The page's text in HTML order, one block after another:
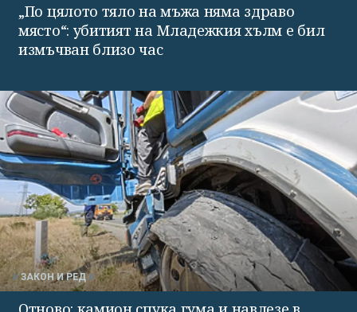
„По цялото тяло на мъжа няма здраво
място“: убитият на Младежкия хълм е бил
измъчван близо час
ЗАКОН И РЕД